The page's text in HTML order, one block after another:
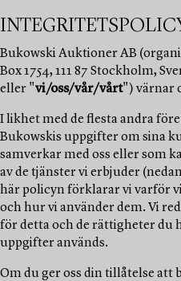
Bukowski Auktioner AB
Box 1754, 111 87 Stockholm,
eller "vi/oss/vår/vårt") värnar
I likhet med de flesta andra
Bukowskis uppgifter om sina
samverkar med oss eller som
av de tjänster vi erbjuder
här policyn förklarar vi varför
och hur vi använder dem. Vi
för detta och de rättigheter du
uppgifter används.
Om du ger oss din tillåtelse att